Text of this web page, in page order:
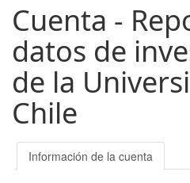
Cuenta -
datos de
de la
Chile
Información de la cuenta